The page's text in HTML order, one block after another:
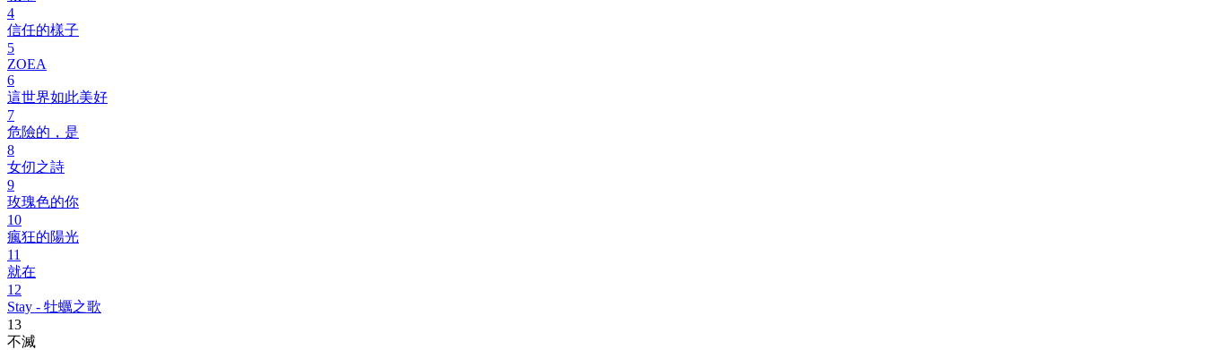
4
信任的樣子
5
ZOEA
6
這世界如此美好
7
危險的，是
8
女仞之詩
9
玫瑰色的你
10
瘋狂的陽光
11
就在
12
Stay - 牡蠣之歌
13
不滅